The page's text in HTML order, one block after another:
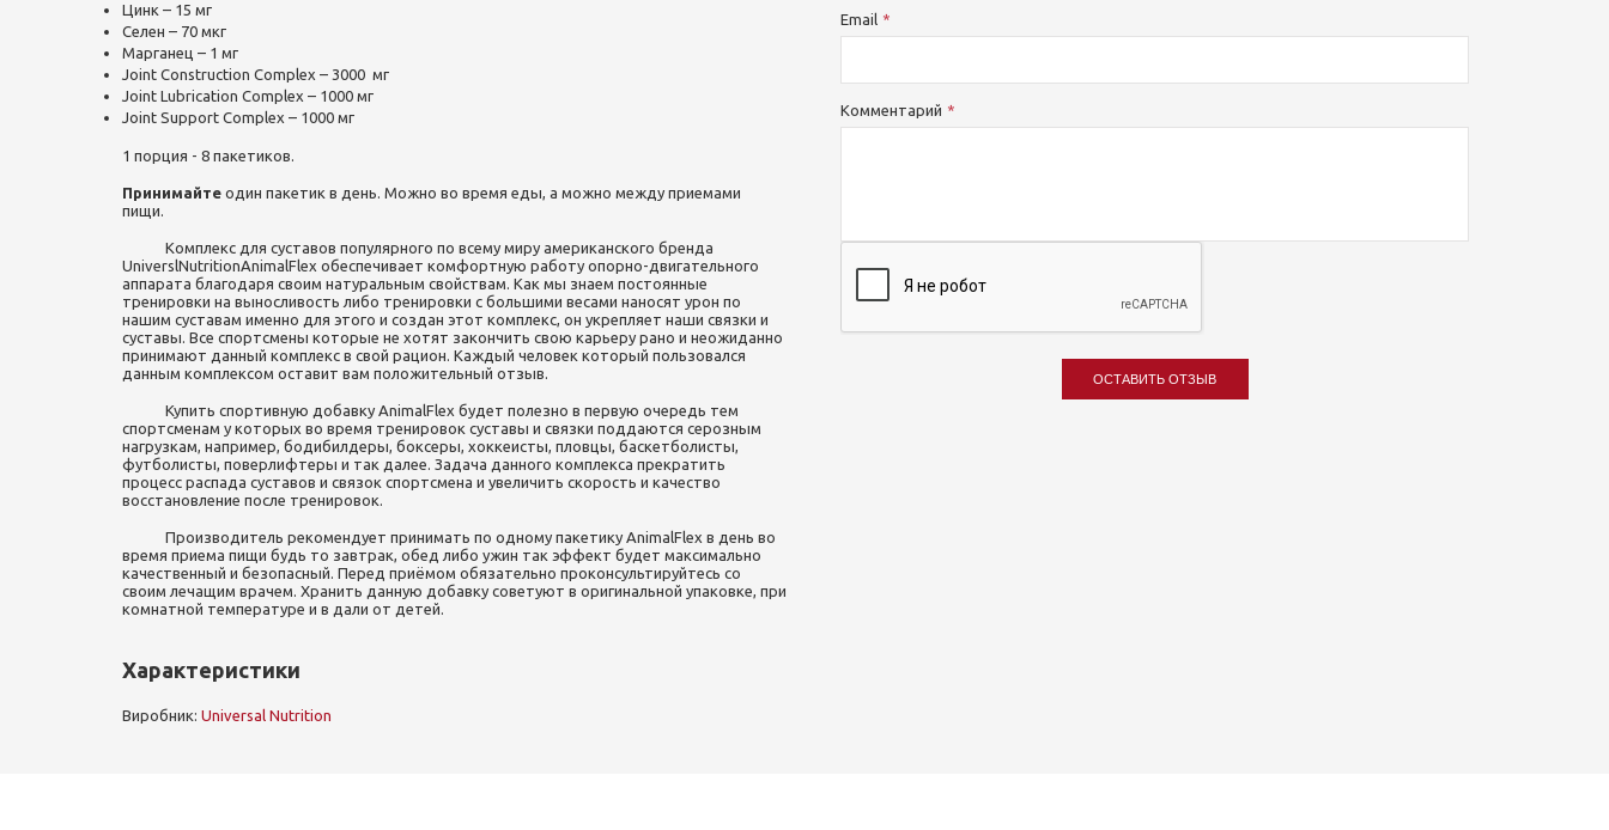
Цинк – 15 мг
Селен – 70 мкг
Марганец – 1 мг
Joint Construction Complex – 3000 мг
Joint Lubrication Complex – 1000 мг
Joint Support Complex – 1000 мг
1 порция - 8 пакетиков.
Принимайте один пакетик в день. Можно во время еды, а можно между приемами
пищи.
Комплекс для суставов популярного по всему миру американского бренда
UniverslNutritionAnimalFlex обеспечивает комфортную работу опорно-двигательного
аппарата благодаря своим натуральным свойствам. Как мы знаем постоянные
тренировки на выносливость либо тренировки с большими весами наносят урон по
нашим суставам именно для этого и создан этот комплекс, он укрепляет наши связки и
суставы. Все спортсмены которые не хотят закончить свою карьеру рано и неожиданно
принимают данный комплекс в свой рацион. Каждый человек который пользовался
данным комплексом оставит вам положительный отзыв.
Купить спортивную добавку AnimalFlex будет полезно в первую очередь тем
спортсменам у которых во время тренировок суставы и связки поддаются серозным
нагрузкам, например, бодибилдеры, боксеры, хоккеисты, пловцы, баскетболисты,
футболисты, поверлифтеры и так далее. Задача данного комплекса прекратить
процесс распада суставов и связок спортсмена и увеличить скорость и качество
восстановление после тренировок.
Производитель рекомендует принимать по одному пакетику AnimalFlex в день во
время приема пищи будь то завтрак, обед либо ужин так эффект будет максимально
качественный и безопасный. Перед приёмом обязательно проконсультируйтесь со
своим лечащим врачем. Хранить данную добавку советуют в оригинальной упаковке, при
комнатной температуре и в дали от детей.
Характеристики
Виробник: Universal Nutrition
Email
Комментарий
ОСТАВИТЬ ОТЗЫВ